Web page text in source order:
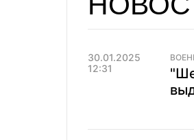
30.01.2025
12:31